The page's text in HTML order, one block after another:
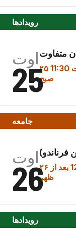
رویدادها
اوت
25
متفاوت
ساعت 11:30
صبح
جامعه
اوت
26
12:00 بعد از
ظهر
رویدادها